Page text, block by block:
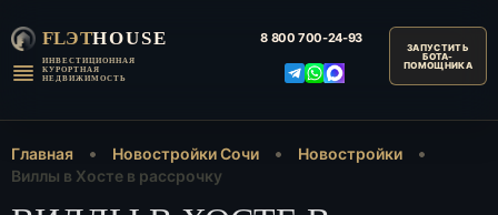
FLЭTHOUSE
ИНВЕСТИЦИОННАЯ
КУРОРТНАЯ
НЕДВИЖИМОСТЬ
8 800 700-24-93
Главная Новостройки Сочи
Новостройки
Виллы в Хосте в рассрочку